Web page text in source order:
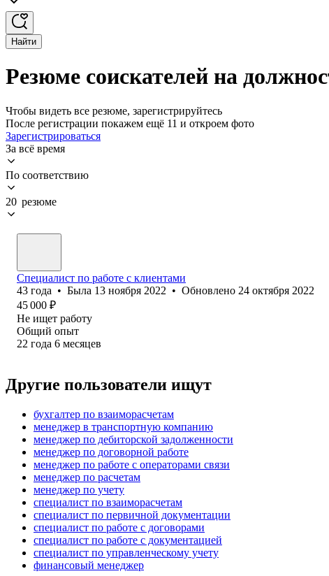
Найти
Резюме соискателей на
Чтобы видеть все резюме, зарегистрируйтесь
После регистрации покажем ещё 11 и откроем фото
Зарегистрироваться
За всё время
По соответствию
20 резюме
Специалист по работе с клиентами
43 года • Была 13 ноября 2022 • Обновлено 24 октября 2022
45 000 ₽
Не ищет работу
Общий опыт
22 года 6 месяцев
Другие пользователи ищут
бухгалтер по взаиморасчетам
менеджер в транспортную компанию
менеджер по дебиторской задолженности
менеджер по договорной работе
менеджер по работе с операторами связи
менеджер по расчетам
менеджер по учету
специалист по взаиморасчетам
специалист по первичной документации
специалист по работе с договорами
специалист по работе с документацией
специалист по управленческому учету
финансовый менеджер